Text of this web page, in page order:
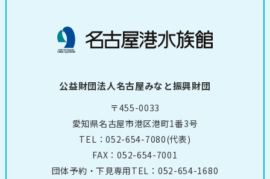
公益財団法人名古屋みなと振興財団
〒455-0033
愛知県名古屋市港区港町1番3号
TEL：052-654-7080(代表)
FAX：052-654-7001
団体予約・下見専用TEL： 052-654-1680